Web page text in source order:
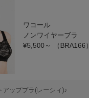
ワコール
ノンワイヤーブラ
¥5,500～
（BRA166）
アップブラ(レーシィ)♪